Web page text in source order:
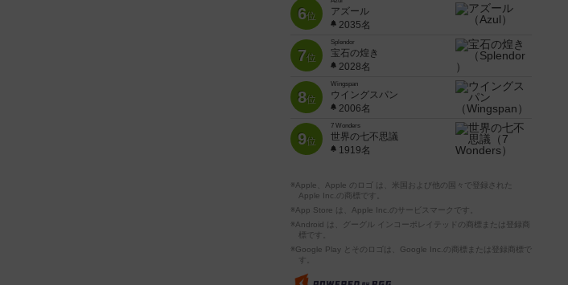
6位
アズール
2035名
7位
Splendor
宝石の煌き
2028名
8位
Wingspan
ウイングスパン
2006名
9位
7 Wonders
世界の七不思議
1919名
※Apple、Apple のロゴ は、米国および他の国々で登録された
Apple Inc.の商標です。
※App Store は、Apple Inc.のサービスマークです。
※Android は、グーグル インコーポレイテッドの商標または登録商
標です。
※Google Play とそのロゴは、Google Inc.の商標または登録商標で
す。